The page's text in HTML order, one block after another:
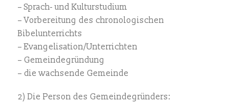
– Sprach- und Kulturstudium
– Vorbereitung des chronologischen
Bibelunterrichts
– Evangelisation/Unterrichten
– Gemeindegründung
– die wachsende Gemeinde
2) Die Person des Gemeindegründers: